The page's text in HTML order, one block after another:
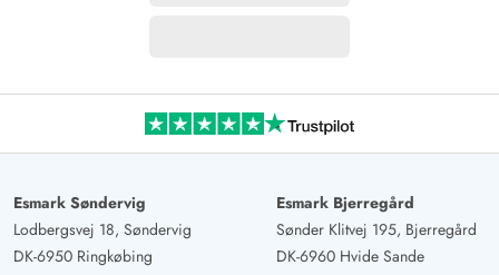
Esmark Søndervig
Lodbergsvej 18, Søndervig
DK-6950 Ringkøbing
Esmark Bjerregård
Sønder Klitvej 195, Bjerregård
DK-6960 Hvide Sande